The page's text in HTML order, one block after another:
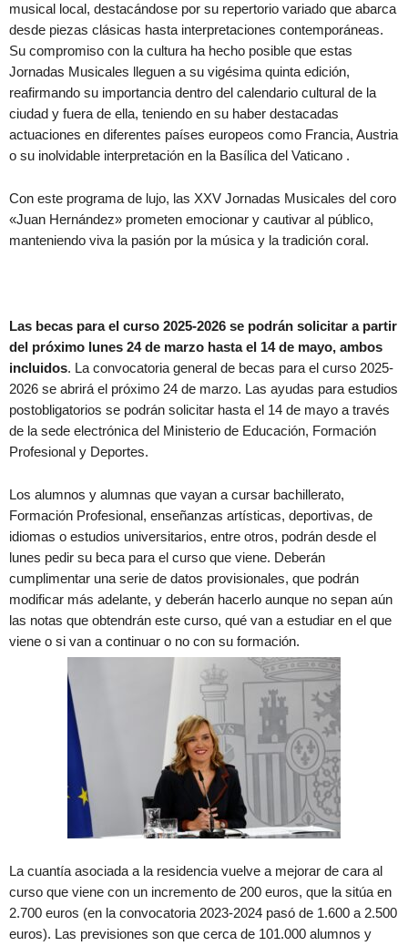
musical local, destacándose por su repertorio variado que abarca
desde piezas clásicas hasta interpretaciones contemporáneas.
Su compromiso con la cultura ha hecho posible que estas
Jornadas Musicales lleguen a su vigésima quinta edición,
reafirmando su importancia dentro del calendario cultural de la
ciudad y fuera de ella, teniendo en su haber destacadas
actuaciones en diferentes países europeos como Francia, Austria
o su inolvidable interpretación en la Basílica del Vaticano .
Con este programa de lujo, las XXV Jornadas Musicales del coro
«Juan Hernández» prometen emocionar y cautivar al público,
manteniendo viva la pasión por la música y la tradición coral.
Las becas para el curso 2025-2026 se podrán solicitar a partir
del próximo lunes 24 de marzo hasta el 14 de mayo, ambos
incluidos. La convocatoria general de becas para el curso 2025-
2026 se abrirá el próximo 24 de marzo. Las ayudas para estudios
postobligatorios se podrán solicitar hasta el 14 de mayo a través
de la sede electrónica del Ministerio de Educación, Formación
Profesional y Deportes.
Los alumnos y alumnas que vayan a cursar bachillerato,
Formación Profesional, enseñanzas artísticas, deportivas, de
idiomas o estudios universitarios, entre otros, podrán desde el
lunes pedir su beca para el curso que viene. Deberán
cumplimentar una serie de datos provisionales, que podrán
modificar más adelante, y deberán hacerlo aunque no sepan aún
las notas que obtendrán este curso, qué van a estudiar en el que
viene o si van a continuar o no con su formación.
La cuantía asociada a la residencia vuelve a mejorar de cara al
curso que viene con un incremento de 200 euros, que la sitúa en
2.700 euros (en la convocatoria 2023-2024 pasó de 1.600 a 2.500
euros). Las previsiones son que cerca de 101.000 alumnos y